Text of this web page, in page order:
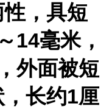
，具短
14毫米，
外面被短
长约1厘